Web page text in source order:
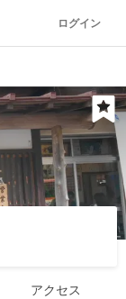
ログイン
アクセス